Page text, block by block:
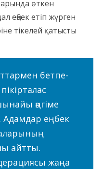
өткен
еңбек етіп жүрген
тікелей қатысты
бетпе-
әңгіме
Адамдар еңбек
айтты.
жаңа